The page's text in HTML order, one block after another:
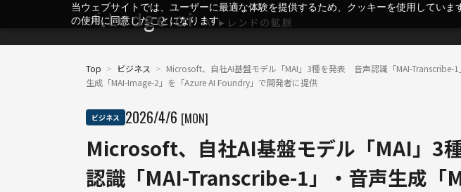
当ウェブサイトでは、ユーザーに最適な体験を提供するため、クッキーを使用してい
の使用に同意したことになります。
Top > ビジネス > Microsoft、自社AI基盤モデル「MAI」3種を発表 音声認識「MAI-Transcribe-
生成「MAI-Image-2」を「Azure AI Foundry」で開発者に提供
ビジネス 2026/4/6 [MON]
Microsoft、自社AI基盤モデル「MAI」3
認識「MAI-Transcribe-1」・音声生成「